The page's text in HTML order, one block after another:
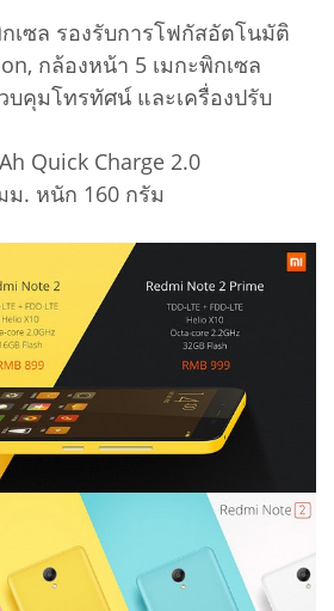
เซล รองรับการโฟกัสอัตโนมัติ
กล้องหน้า 5 เมกะพิกเซล
บคุมโทรทัศน์ และเครื่องปรับ
Quick Charge 2.0
ม. หนัก 160 กรัม